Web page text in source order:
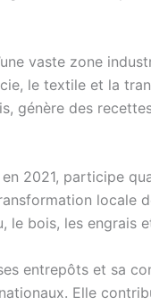
vaste zone
le textile et la
génère des
2021, participe
locale
le bois, les engrais
entrepôts et sa
Elle